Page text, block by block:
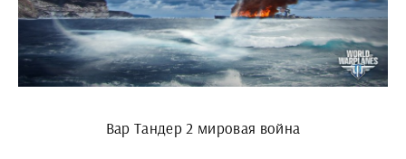
Вар Тандер 2 мировая война